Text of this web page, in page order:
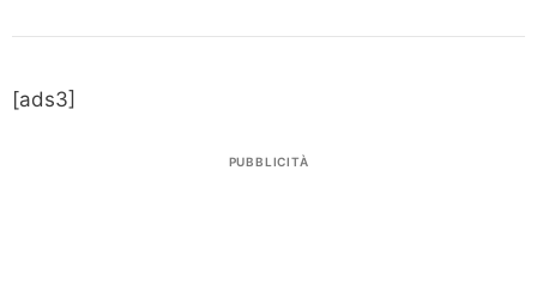
[ads3]
PUBBLICITÀ